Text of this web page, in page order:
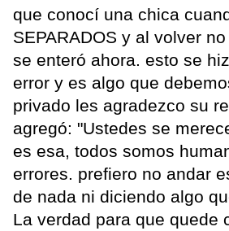
que conocí una chica
SEPARADOS y al volver
se enteró ahora. esto se
error y es algo que
privado les agradezco su
agregó: "Ustedes se
es esa, todos somos
errores. prefiero no andar
de nada ni diciendo algo
La verdad para que quede